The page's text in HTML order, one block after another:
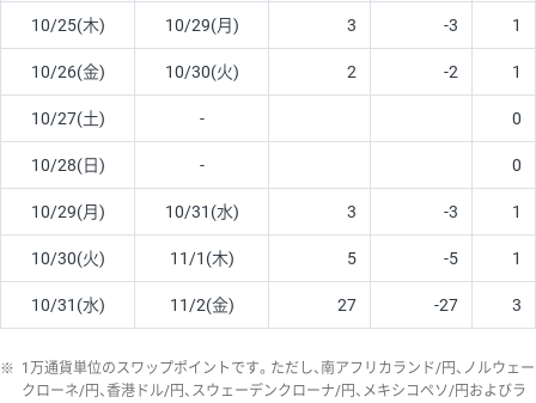
10/25(木) 10/29(月) 3 -3 1
10/26(金) 10/30(火) 2 -2 1
10/27(土) - 0
10/28(日) - 0
10/29(月) 10/31(水) 3 -3 1
10/30(火) 11/1(木) 5 -5 1
10/31(水) 11/2(金) 27 -27 3
※ 1万通貨単位のスワップポイントです。ただし、南アフリカランド/円、ノルウェー
クローネ/円、香港ドル/円、スウェーデンクローナ/円、メキシコペソ/円およびラ